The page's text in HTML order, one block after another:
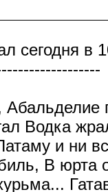
сегодня в
Абальделие
Водка
и ни
В юрта